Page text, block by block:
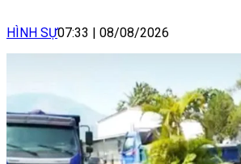
HÌNH SỰ07:33 08/08/2026